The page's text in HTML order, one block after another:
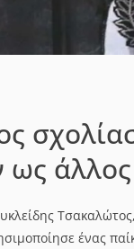
ως
ένας